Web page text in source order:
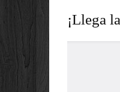
¡Llega